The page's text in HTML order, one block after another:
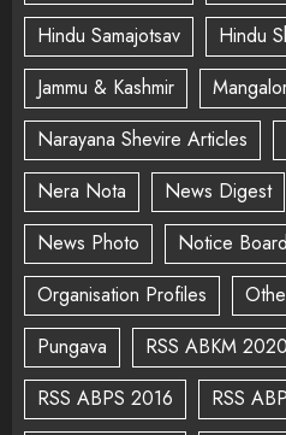
Hindu Samajotsav
Hindu
Jammu & Kashmir
Narayana Shevire Articles
Nera Nota
News Digest
News Photo
Notice Board
Organisation Profiles
Pungava
RSS ABKM 2020
RSS ABPS 2016
RSS